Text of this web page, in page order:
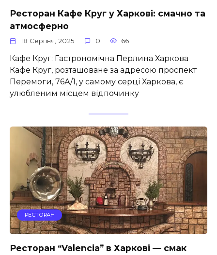
Ресторан Кафе Круг у Харкові: смачно та
атмосферно
18 Серпня, 2025 0 66
Кафе Круг: Гастрономічна Перлина Харкова
Кафе Круг, розташоване за адресою проспект
Перемоги, 76А/1, у самому серці Харкова, є
улюбленим місцем відпочинку
РЕСТОРАН
Ресторан “Valencia” в Харкові — смак